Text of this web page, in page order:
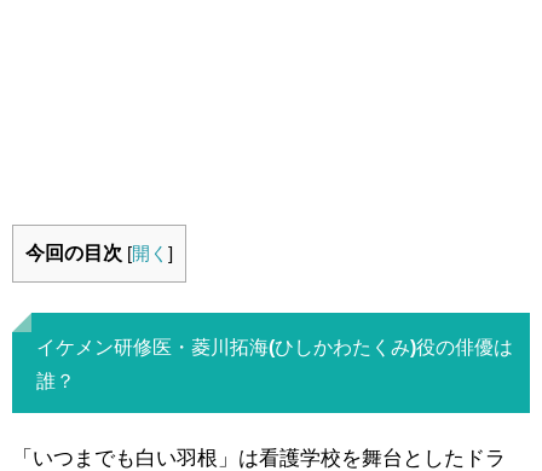
今回の目次 [開く ]
イケメン研修医・菱川拓海(ひしかわたくみ)役の俳優は
誰？
「いつまでも白い羽根」は看護学校を舞台としたドラ